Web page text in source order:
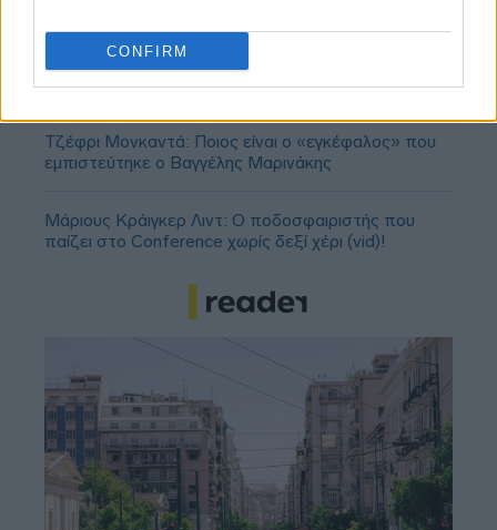
CONFIRM
ΣΕΦ: Επαναπροκηρύσσεται η ενεργειακή
αναβάθμιση - Γιατί ακυρώθηκε ο πρώτος
διαγωνισμός
Τζέφρι Μονκαντά: Ποιος είναι ο «εγκέφαλος» που
εμπιστεύτηκε ο Βαγγέλης Μαρινάκης
Μάριους Κράιγκερ Λιντ: Ο ποδοσφαιριστής που
παίζει στο Conference χωρίς δεξί χέρι (vid)!